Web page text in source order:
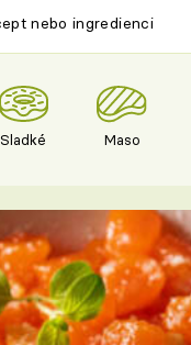
Sladké Maso